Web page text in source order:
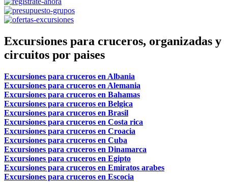
Excursiones para cruceros, organizadas y
circuitos por paises
Excursiones para cruceros en Albania
Excursiones para cruceros en Alemania
Excursiones para cruceros en Bahamas
Excursiones para cruceros en Belgica
Excursiones para cruceros en Brasil
Excursiones para cruceros en Costa rica
Excursiones para cruceros en Croacia
Excursiones para cruceros en Cuba
Excursiones para cruceros en Dinamarca
Excursiones para cruceros en Egipto
Excursiones para cruceros en Emiratos arabes
Excursiones para cruceros en Escocia